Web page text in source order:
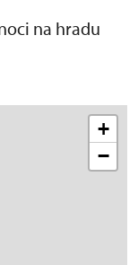
na hradu
+
−